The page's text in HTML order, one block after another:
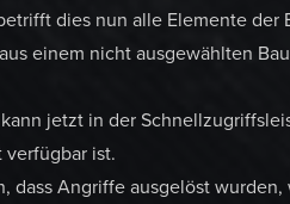
dies nun alle Elemente der
einem nicht ausgewählten
jetzt in der
ist.
dass Angriffe ausgelöst